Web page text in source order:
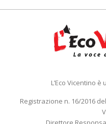
L’Eco Vicentino
Registrazione n. 16/2016